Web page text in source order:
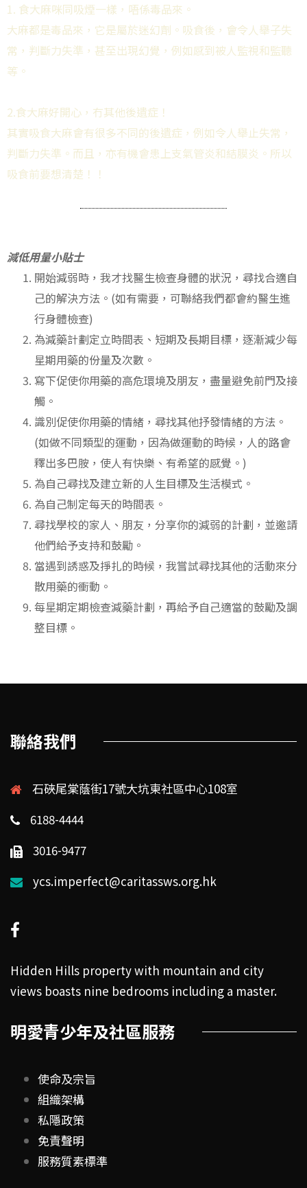
1. 食大麻咪同吸煙一樣，唔係毒品來。
大麻都是毒品來，它是屬於迷幻劑。吸食後，會令人舉子失
常，判斷力失準，甚至出現幻覺，例如感到被人監視和監聽
等。
2.食大麻好開心，冇其他後遺症！
其實吸食大麻會有很多不同的後遺症，例如令人舉止失常，
判斷力失準。而且，亦有機會患上支氣管炎和結膜炎。所以
吸食前要想清楚！！
減低用量小貼士
開始減弱時，我才找醫生檢查身體的狀況，尋找合適自
己的解決方法。(如有需要，可聯絡我們都會約醫生進
行身體檢查)
為減藥計劃定立時間表、短期及長期目標，逐漸減少每
星期用藥的份量及次數。
寫下促使你用藥的高危環境及朋友，盡量避免前門及接
觸。
識別促使你用藥的情緒，尋找其他抒發情緒的方法。
(如做不同類型的運動，因為做運動的時候，人的路會
釋出多巴胺，使人有快樂、有希望的感覺。)
為自己尋找及建立新的人生目標及生活模式。
為自己制定每天的時間表。
尋找學校的家人、朋友，分享你的減弱的計劃，並邀請
他們給予支持和鼓勵。
當遇到誘惑及掙扎的時候，我嘗試尋找其他的活動來分
散用藥的衝動。
每星期定期檢查減藥計劃，再給予自己適當的鼓勵及調
整目標。
聯絡我們
石硤尾棠蔭街17號大坑東社區中心108室
6188-4444
3016-9477
ycs.imperfect@caritassws.org.hk
Hidden Hills property with mountain and city
views boasts nine bedrooms including a master.
明愛青少年及社區服務
使命及宗旨
組織架構
私隱政策
免責聲明
服務質素標準